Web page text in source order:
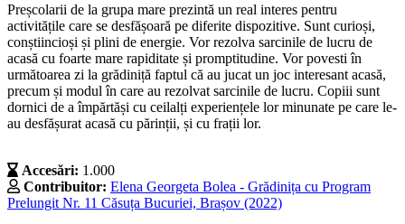
Preșcolarii de la grupa mare prezintă un real interes pentru
activitățile care se desfășoară pe diferite dispozitive. Sunt curioși,
conștiincioși și plini de energie. Vor rezolva sarcinile de lucru de
acasă cu foarte mare rapiditate și promptitudine. Vor povesti în
următoarea zi la grădiniță faptul că au jucat un joc interesant acasă,
precum și modul în care au rezolvat sarcinile de lucru. Copiii sunt
dornici de a împărtăși cu ceilalți experiențele lor minunate pe care le-
au desfășurat acasă cu părinții, și cu frații lor.
Accesări: 1.000
Contribuitor: Elena Georgeta Bolea - Grădinița cu Program
Prelungit Nr. 11 Căsuța Bucuriei, Brașov (2022)